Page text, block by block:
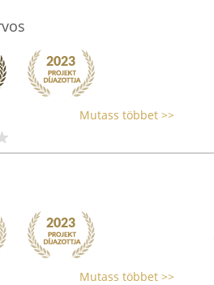
Mutass többet >>
Mutass többet >>